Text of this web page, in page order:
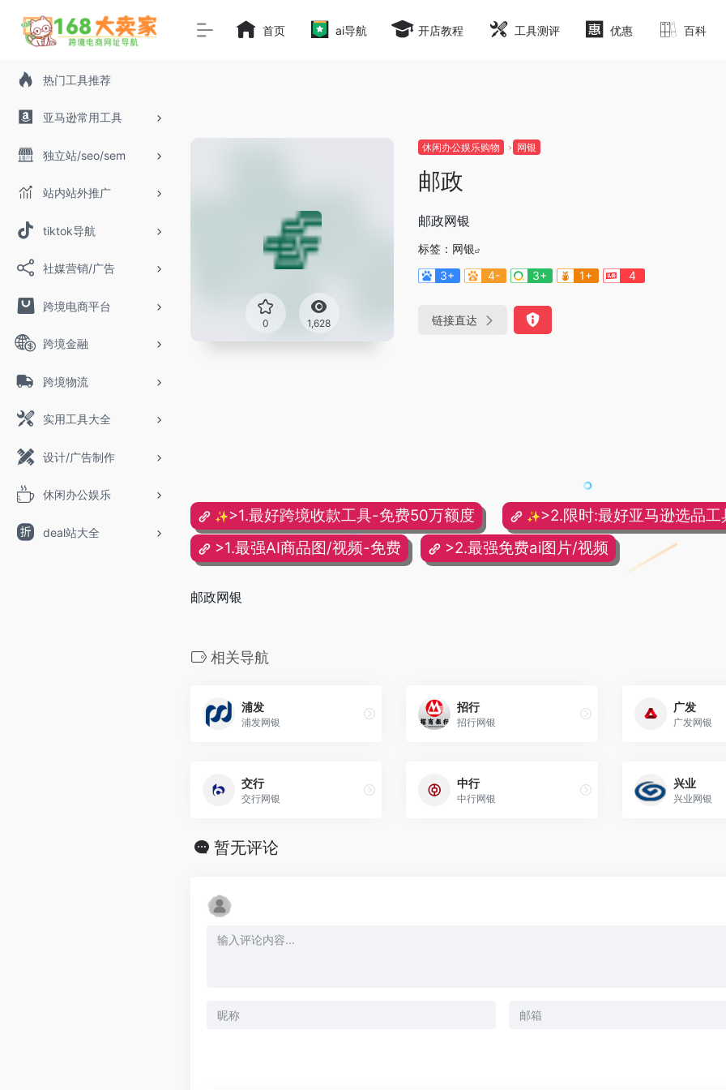
热门工具推荐
亚马逊常用工具
独立站/seo/sem
站内站外推广
tiktok导航
社媒营销/广告
跨境电商平台
跨境金融
跨境物流
实用工具大全
设计/广告制作
休闲办公娱乐
deal站大全
首页 ai导航 开店教程 工具测评 优惠 百科
0 1,628
休闲办公娱乐购物 网银
邮政
邮政网银
标签： 网银
3+
4- 3+ 1+ 4
链接直达
✨>1.最好跨境收款工具-免费50万额度 ✨>2.限时:最好亚马逊选品工
>1.最强AI商品图/视频-免费
>2.最强免费ai图片/视频
邮政网银
相关导航
浦发
浦发网银
招行
招行网银
广发
广发网银
交行
交行网银
中行
中行网银
兴业
兴业网银
暂无评论